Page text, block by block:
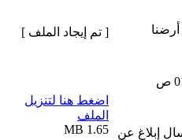
إبلاغ عن
[ تم إيجاد الملف ]
اضغط هنا لتنزيل
الملف
1.65 MB